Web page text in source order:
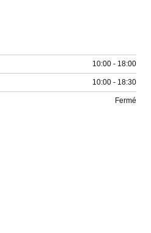
10:00 - 18:00
10:00 - 18:30
Fermé